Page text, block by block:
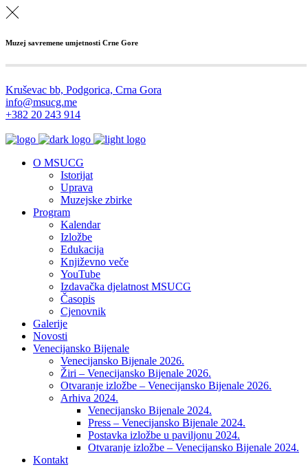
Muzej savremene umjetnosti Crne Gore
Kruševac bb, Podgorica, Crna Gora
info@msucg.me
+382 20 243 914
O MSUCG
Istorijat
Uprava
Muzejske zbirke
Program
Kalendar
Izložbe
Edukacija
Književno veče
YouTube
Izdavačka djelatnost MSUCG
Časopis
Cjenovnik
Galerije
Novosti
Venecijansko Bijenale
Venecijansko Bijenale 2026.
Žiri – Venecijansko Bijenale 2026.
Otvaranje izložbe – Venecijansko Bijenale 2026.
Arhiva 2024.
Venecijansko Bijenale 2024.
Press – Venecijansko Bijenale 2024.
Postavka izložbe u paviljonu 2024.
Otvaranje izložbe – Venecijansko Bijenale 2024.
Kontakt